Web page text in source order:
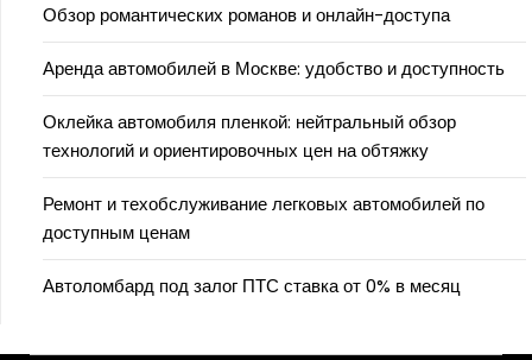
Обзор романтических романов и онлайн-доступа
Аренда автомобилей в Москве: удобство и доступность
Оклейка автомобиля пленкой: нейтральный обзор
технологий и ориентировочных цен на обтяжку
Ремонт и техобслуживание легковых автомобилей по
доступным ценам
Автоломбард под залог ПТС ставка от 0% в месяц